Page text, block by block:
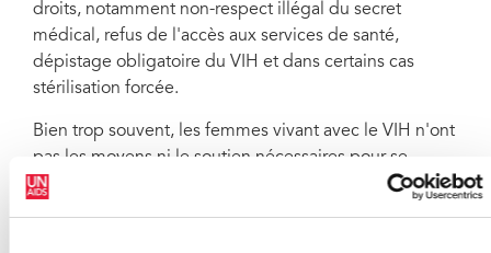
droits, notamment non-respect illégal du secret
médical, refus de l'accès aux services de santé,
dépistage obligatoire du VIH et dans certains cas
stérilisation forcée.
Bien trop souvent, les femmes vivant avec le VIH n'ont
pas les moyens ni le soutien nécessaires pour se
défendre face à ces violations de leurs droits.